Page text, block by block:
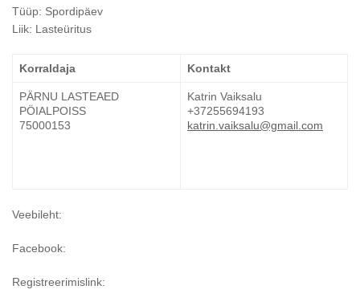
Tüüp: Spordipäev
Liik: Lasteüritus
Korraldaja Kontakt
PÄRNU LASTEAED
PÖIALPOISS
75000153
Katrin Vaiksalu
+37255694193
katrin.vaiksalu@gmail.com
Veebileht:
Facebook:
Registreerimislink: